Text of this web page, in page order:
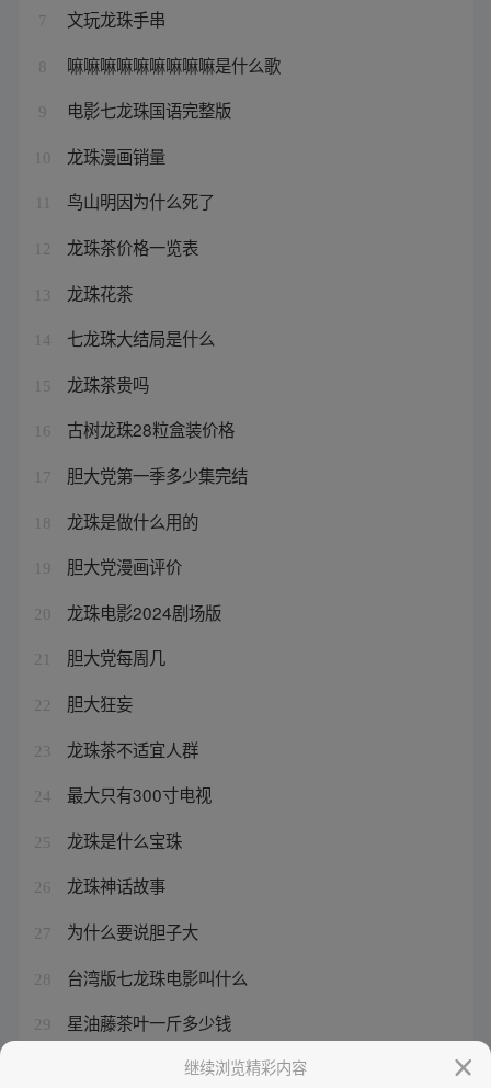
7 文玩龙珠手串
8 嘛嘛嘛嘛嘛嘛嘛嘛嘛是什么歌
9 电影七龙珠国语完整版
10 龙珠漫画销量
鸟山明因为什么死了
12 龙珠茶价格一览表
13 龙珠花茶
14 七龙珠大结局是什么
15 龙珠茶贵吗
16 古树龙珠28粒盒装价格
17 胆大党第一季多少集完结
18 龙珠是做什么用的
19 胆大党漫画评价
20 龙珠电影2024剧场版
21 胆大党每周几
22 胆大狂妄
23 龙珠茶不适宜人群
24 最大只有300寸电视
25 龙珠是什么宝珠
26 龙珠神话故事
27 为什么要说胆子大
28 台湾版七龙珠电影叫什么
29 星油藤茶叶一斤多少钱
继续浏览精彩内容